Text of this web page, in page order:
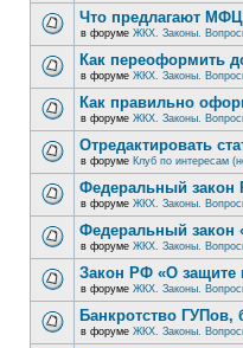
Что предлагают
в форуме ЖКХ. Законы.
Как переоформить
в форуме ЖКХ. Законы.
Как правильно
в форуме ЖКХ. Законы.
Отредактировать
в форуме Клуб по интересам
Федеральный закон
в форуме ЖКХ. Законы.
Федеральный закон
в форуме ЖКХ. Законы.
Закон РФ «О защите
в форуме ЖКХ. Законы.
Банкротство
в форуме ЖКХ. Законы.